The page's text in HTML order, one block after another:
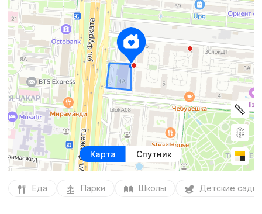
Карта Спутник
Еда Парки Школы Детские сады